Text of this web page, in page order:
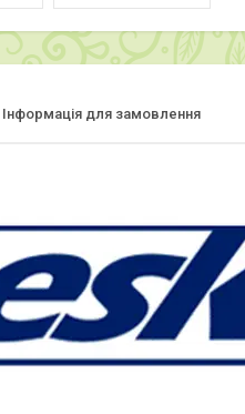
Інформація для замовлення